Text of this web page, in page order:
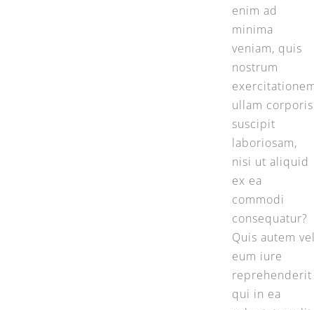
enim ad
minima
veniam, quis
nostrum
ullam corporis
suscipit
laboriosam,
nisi ut aliquid
ex ea
commodi
consequatur?
Quis autem
eum iure
reprehenderit
qui in ea